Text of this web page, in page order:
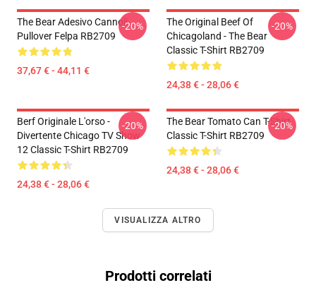
The Bear Adesivo Cannoli
Pullover Felpa RB2709
37,67 € - 44,11 €
-20%
The Original Beef Of
Chicagoland - The Bear
Classic T-Shirt RB2709
24,38 € - 28,06 €
-20%
Berf Originale L'orso -
Divertente Chicago TV Show
12 Classic T-Shirt RB2709
24,38 € - 28,06 €
-20%
The Bear Tomato Can T-Shirt
Classic T-Shirt RB2709
24,38 € - 28,06 €
-20%
VISUALIZZA ALTRO
Prodotti correlati